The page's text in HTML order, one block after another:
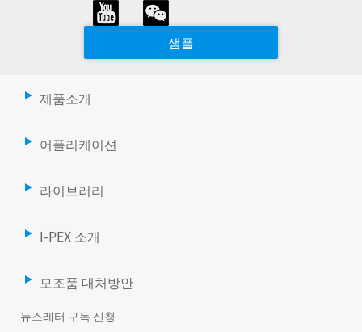
샘플
제품소개
어플리케이션
라이브러리
I-PEX 소개
모조품 대처방안
뉴스레터 구독 신청